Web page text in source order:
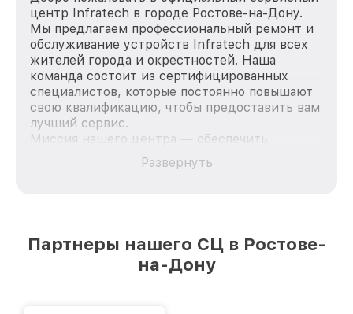
центр Infratech в городе Ростове-на-Дону.
Мы предлагаем профессиональный ремонт и
обслуживание устройств Infratech для всех
жителей города и окрестностей. Наша
команда состоит из сертифицированных
специалистов, которые постоянно повышают
свою квалификацию, чтобы предоставить вам
лучший сервис.
Миссия нашего центра — обеспечить
качественный и доступный ремонт для
каждого пользователя продукции Infratech,
лучшим сервисным центром Infratech в
городе Ростове-на-Дону, постоянно повышая
Развернуть
Партнеры нашего СЦ в Ростове-
на-Дону